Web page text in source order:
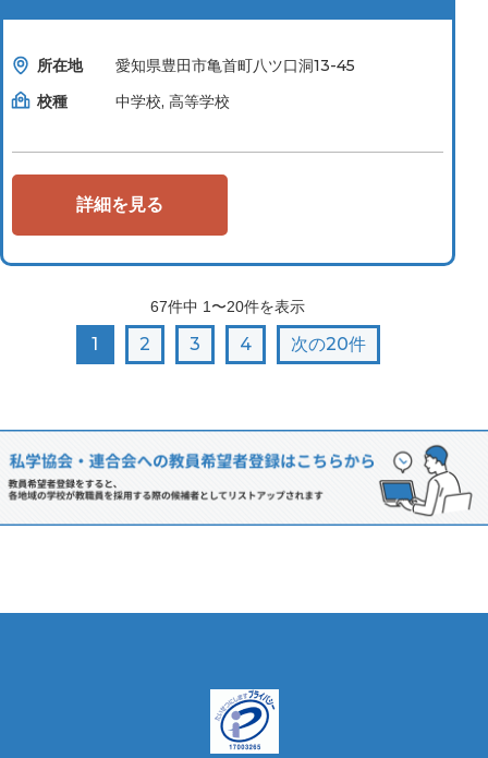
所在地
愛知県豊田市亀首町八ツ口洞13-45
校種
中学校, 高等学校
詳細を見る
67件中 1〜20件を表示
1 2 3 4 次の20件